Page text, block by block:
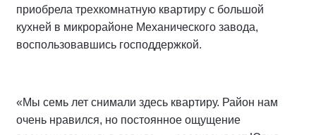
приобрела трехкомнатную квартиру с большой
кухней в микрорайоне Механического завода,
воспользовавшись господдержкой.
«Мы семь лет снимали здесь квартиру. Район нам
очень нравился, но постоянное ощущение